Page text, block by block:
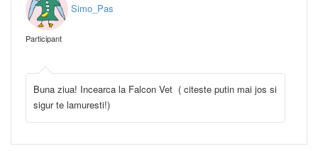
Simo_Pas
Participant
Buna ziua! Incearca la Falcon Vet ( citeste putin mai jos si
sigur te lamuresti!)